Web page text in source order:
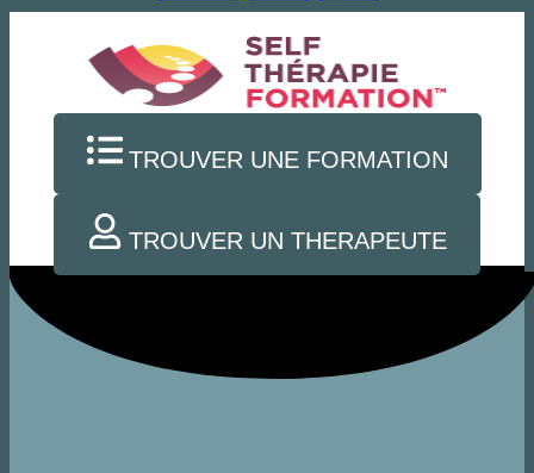
TROUVER UNE FORMATION
TROUVER UN THERAPEUTE